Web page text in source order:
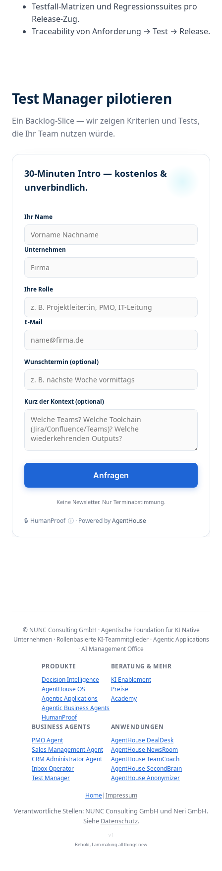
Testfall-Matrizen und Regressionssuites pro
Release-Zug.
Traceability von Anforderung → Test → Release.
Test Manager pilotieren
Ein Backlog-Slice — wir zeigen Kriterien und Tests,
die Ihr Team nutzen würde.
30-Minuten Intro — kostenlos &
unverbindlich.
Ihr Name
Unternehmen
Ihre Rolle
E-Mail
Wunschtermin (optional)
Kurz der Kontext (optional)
Anfragen
Keine Newsletter. Nur Terminabstimmung.
🔒 HumanProof ⓘ · Powered byAgentHouse
© NUNC Consulting GmbH · Agentische Foundation für KI Native
Unternehmen · Rollenbasierte KI‑Teammitglieder · Agentic Applications
· AI Management Office
PRODUKTE
Decision Intelligence
AgentHouse OS
Agentic Applications
Agentic Business Agents
HumanProof
BERATUNG & MEHR
KI Enablement
Preise
Academy
BUSINESS AGENTS
PMO Agent
Sales Management Agent
CRM Administrator Agent
Inbox Operator
Test Manager
ANWENDUNGEN
AgentHouse DealDesk
AgentHouse NewsRoom
AgentHouse TeamCoach
AgentHouse SecondBrain
AgentHouse Anonymizer
Home|Impressum
Verantwortliche Stellen: NUNC Consulting GmbH und Neri GmbH.
Siehe Datenschutz.
v1
Behold, I am making all things new